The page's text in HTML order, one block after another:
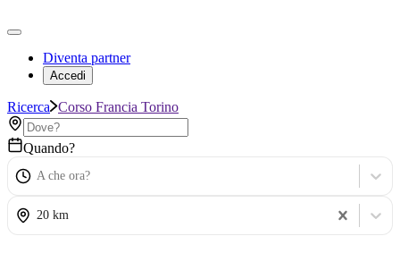
Diventa partner
Accedi
Ricerca Corso Francia Torino
Quando?
A che ora?
20 km